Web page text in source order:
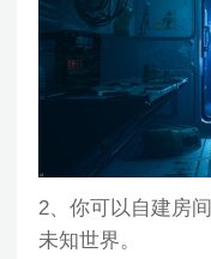
2、你可以自建房
未知世界。